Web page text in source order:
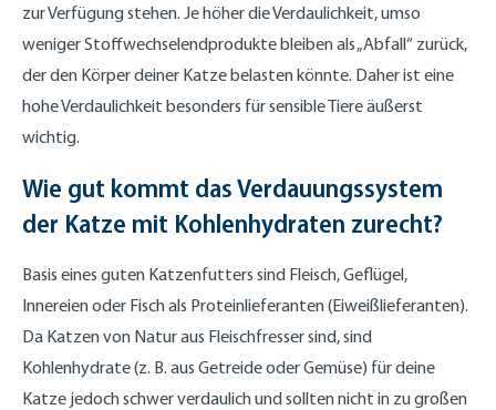
zur Verfügung stehen. Je höher die Verdaulichkeit, umso
weniger Stoffwechselendprodukte bleiben als „Abfall“ zurück,
der den Körper deiner Katze belasten könnte. Daher ist eine
hohe Verdaulichkeit besonders für sensible Tiere äußerst
wichtig.
Wie gut kommt das Verdauungssystem
der Katze mit Kohlenhydraten zurecht?
Basis eines guten Katzenfutters sind Fleisch, Geflügel,
Innereien oder Fisch als Proteinlieferanten (Eiweißlieferanten).
Da Katzen von Natur aus Fleischfresser sind, sind
Kohlenhydrate (z. B. aus Getreide oder Gemüse) für deine
Katze jedoch schwer verdaulich und sollten nicht in zu großen